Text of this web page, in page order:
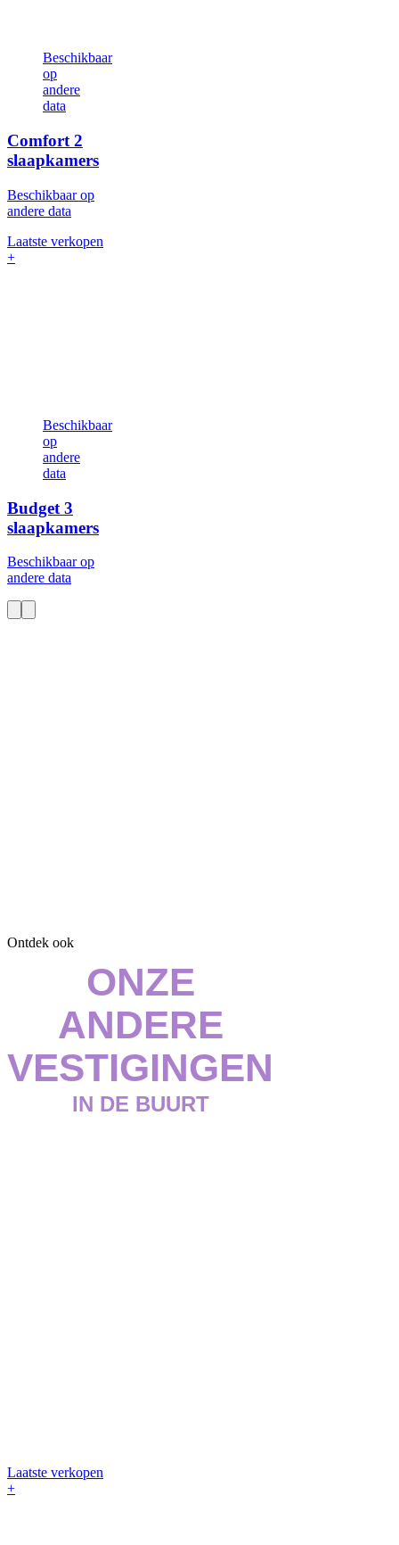
Beschikbaar
op
andere
data
Comfort 2
slaapkamers
Beschikbaar op
andere data
Laatste verkopen
+
Beschikbaar
op
andere
data
Budget 3
slaapkamers
Beschikbaar op
andere data
Ontdek ook
ONZE
ANDERE
VESTIGINGEN
IN DE BUURT
Laatste verkopen
+